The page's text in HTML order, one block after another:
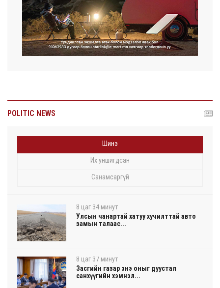
POLITIC NEWS
Шинэ
Их уншигдсан
Санамсаргүй
8 цаг 34 минут
Улсын чанартай хатуу хучилттай авто
замын талаас...
8 цаг 37 минут
Засгийн газар энэ оныг дуустал
санхүүгийн хэмнэл...